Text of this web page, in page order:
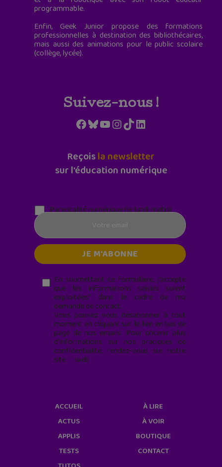
programmable.
Enfin, Geek Junior propose des formations
professionnelles à destination des bibliothécaires,
mais aussi des animations pour le public scolaire
(collège, lycée).
Suivez-nous !
Facebook
Bluesky
YouTube
Instagram
TikTokLinkedIn
Reçoisla newsletter
sur l'éducation numérique
Parentalité numérique (le lundi matin)
En soumettant ce formulaire, j’accepte
que les informations saisies soient
exploitées* dans le cadre de ma
demande de contact.
Vous pouvez vous désabonner à tout
moment en cliquant sur le lien en bas de
page de nos emails. Pour obtenir plus
d'informations sur nos pratiques de
confidentialité, rendez-vous sur notre
site web
ACCUEIL
ACTUS
APPLIS
TESTS
À LIRE
À VOIR
BOUTIQUE
CONTACT